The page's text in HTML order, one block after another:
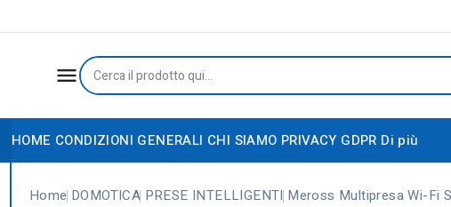

HOME CONDIZIONI GENERALI CHI SIAMO PRIVACY GDPR Di più
Home DOMOTICA PRESE INTELLIGENTI Meross Multipresa Wi-Fi